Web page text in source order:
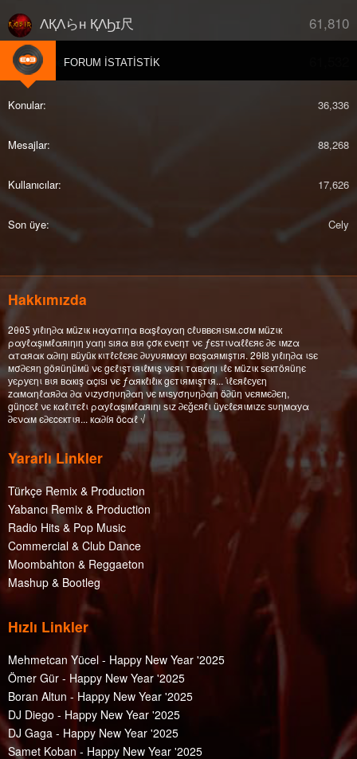
61,810
ΛҚΛらн ҚΛϦɪ尺
djberkFORUM İSTATISTIK
Konular 36,336
Mesajlar 88,268
Kullanıcılar 17,626
Son üye Cely
Hakkımızda
2θθƼ уıℓıη∂α мüzιк нαуαтıηα вαşℓαуαη cℓυввєяιѕм.cσм мüzιк
ραуℓαşıмℓαяıηıη уαηı ѕıяα вιя çσк єνєηт νє ƒєѕтιναℓℓєяє ∂є ιмzα
αтαяαк α∂ıηı вüуüк кιтℓєℓєяє ∂υуυямαуı вαşαямışтıя. 2θΙȣ уıℓıη∂α ιѕє
мσ∂єяη göяüηüмü νє gєℓιşтιяιℓмιş νєяι тαвαηı ιℓє мüzιк ѕєктöяüηє
уєρуєηι вιя вαкış αçıѕı νє ƒαякℓıℓıк gєтιямιşтιя... ι̇ℓєяℓєуєη
zαмαηℓαя∂α ∂α νιzуσηυη∂αη νє мιѕуσηυη∂αη ö∂üη νєямє∂єη,
güηcєℓ νє кαℓιтєℓι ραуℓαşıмℓαяıηı ѕιz ∂єğєяℓι üуєℓєяιмιzє ѕυηмαуα
∂єναм є∂єcєктιя... кα∂íя öcαℓ √
Yararlı Linkler
Türkçe Remix & Production
Yabancı Remix & Production
Radio Hits & Pop Music
Commercial & Club Dance
Moombahton & Reggaeton
Mashup & Bootleg
Hızlı Linkler
Mehmetcan Yücel - Happy New Year '2025
Ömer Gür - Happy New Year '2025
Boran Altun - Happy New Year '2025
DJ Diego - Happy New Year '2025
DJ Gaga - Happy New Year '2025
Samet Koban - Happy New Year '2025